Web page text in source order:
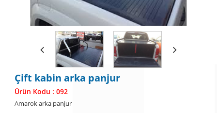
Çift kabin arka panjur
Ürün Kodu : 092
Amarok arka panjur